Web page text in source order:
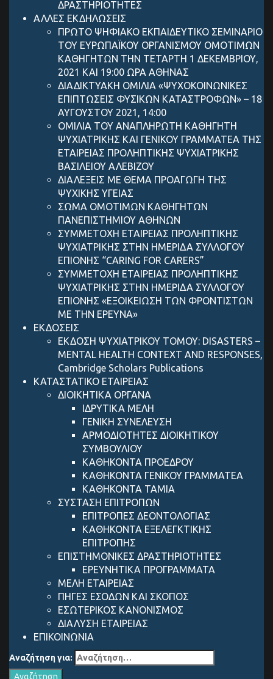
ΔΡΑΣΤΗΡΙΟΤΗΤΕΣ
ΑΛΛΕΣ ΕΚΔΗΛΩΣΕΙΣ
ΠΡΩΤΟ ΨΗΦΙΑΚΟ ΕΚΠΑΙΔΕΥΤΙΚΟ ΣΕΜΙΝΑΡΙΟ
ΤΟΥ ΕΥΡΩΠΑΪΚΟΥ ΟΡΓΑΝΙΣΜΟΥ ΟΜΟΤΙΜΩΝ
ΚΑΘΗΓΗΤΩΝ ΤΗΝ ΤΕΤΑΡΤΗ 1 ΔΕΚΕΜΒΡΙΟΥ,
2021 ΚΑΙ 19:00 ΩΡΑ ΑΘΗΝΑΣ
ΔΙΑΔΙΚΤΥΑΚΗ ΟΜΙΛΙΑ «ΨΥΧΟΚΟΙΝΩΝΙΚΕΣ
ΕΠΙΠΤΩΣΕΙΣ ΦΥΣΙΚΩΝ ΚΑΤΑΣΤΡΟΦΩΝ» – 18
ΑΥΓΟΥΣΤΟΥ 2021, 14:00
ΟΜΙΛΙΑ ΤΟΥ ΑΝΑΠΛΗΡΩΤΗ ΚΑΘΗΓΗΤΗ
ΨΥΧΙΑΤΡΙΚΗΣ ΚΑΙ ΓΕΝΙΚΟΥ ΓΡΑΜΜΑΤΕΑ ΤΗΣ
ΕΤΑΙΡΕΙΑΣ ΠΡΟΛΗΠΤΙΚΗΣ ΨΥΧΙΑΤΡΙΚΗΣ
ΒΑΣΙΛΕΙΟΥ ΑΛΕΒΙΖΟΥ
ΔΙΑΛΕΞΕΙΣ ΜΕ ΘΕΜΑ ΠΡΟΑΓΩΓΗ ΤΗΣ
ΨΥΧΙΚΗΣ ΥΓΕΙΑΣ
ΣΩΜΑ ΟΜΟΤΙΜΩΝ ΚΑΘΗΓΗΤΩΝ
ΠΑΝΕΠΙΣΤΗΜΙΟΥ ΑΘΗΝΩΝ
ΣΥΜΜΕΤΟΧΗ ΕΤΑΙΡΕΙΑΣ ΠΡΟΛΗΠΤΙΚΗΣ
ΨΥΧΙΑΤΡΙΚΗΣ ΣΤΗΝ ΗΜΕΡΙΔΑ ΣΥΛΛΟΓΟΥ
ΕΠΙΟΝΗΣ “CARING FOR CARERS”
ΣΥΜΜΕΤΟΧΗ ΕΤΑΙΡΕΙΑΣ ΠΡΟΛΗΠΤΙΚΗΣ
ΨΥΧΙΑΤΡΙΚΗΣ ΣΤΗΝ ΗΜΕΡΙΔΑ ΣΥΛΛΟΓΟΥ
ΕΠΙΟΝΗΣ «ΕΞΟΙΚΕΙΩΣΗ ΤΩΝ ΦΡΟΝΤΙΣΤΩΝ
ΜΕ ΤΗΝ ΕΡΕΥΝΑ»
ΕΚΔΟΣΕΙΣ
ΕΚΔΟΣΗ ΨΥΧΙΑΤΡΙΚΟΥ ΤΟΜΟΥ: DISASTERS –
MENTAL HEALTH CONTEXT AND RESPONSES,
Cambridge Scholars Publications
ΚΑΤΑΣΤΑΤΙΚΟ ΕΤΑΙΡΕΙΑΣ
ΔΙΟΙΚΗΤΙΚΑ ΟΡΓΑΝΑ
ΙΔΡΥΤΙΚΑ ΜΕΛΗ
ΓΕΝΙΚΗ ΣΥΝΕΛΕΥΣΗ
ΑΡΜΟΔΙΟΤΗΤΕΣ ΔΙΟΙΚΗΤΙΚΟΥ
ΣΥΜΒΟΥΛΙΟΥ
ΚΑΘΗΚΟΝΤΑ ΠΡΟΕΔΡΟΥ
ΚΑΘΗΚΟΝΤΑ ΓΕΝΙΚΟΥ ΓΡΑΜΜΑΤΕΑ
ΚΑΘΗΚΟΝΤΑ ΤΑΜΙΑ
ΣΥΣΤΑΣΗ ΕΠΙΤΡΟΠΩΝ
ΕΠΙΤΡΟΠΕΣ ΔΕΟΝΤΟΛΟΓΙΑΣ
ΚΑΘΗΚΟΝΤΑ ΕΞΕΛΕΓΚΤΙΚΗΣ
ΕΠΙΤΡΟΠΗΣ
ΕΠΙΣΤΗΜΟΝΙΚΕΣ ΔΡΑΣΤΗΡΙΟΤΗΤΕΣ
ΕΡΕΥΝΗΤΙΚΑ ΠΡΟΓΡΑΜΜΑΤΑ
ΜΕΛΗ ΕΤΑΙΡΕΙΑΣ
ΠΗΓΕΣ ΕΣΟΔΩΝ ΚΑΙ ΣΚΟΠΟΣ
ΕΣΩΤΕΡΙΚΟΣ ΚΑΝΟΝΙΣΜΟΣ
ΔΙΑΛΥΣΗ ΕΤΑΙΡΕΙΑΣ
ΕΠΙΚΟΙΝΩΝΙΑ
Αναζήτηση για: